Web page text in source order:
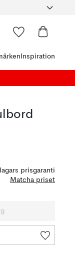
Inspiration
prisgaranti
Matcha priset